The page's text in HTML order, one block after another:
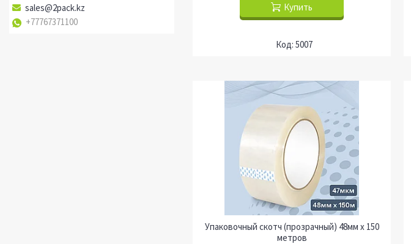
Купить
5007
Упаковочный скотч (прозрачный) 48мм х 150
метров
sales@2pack.kz
+77767371100